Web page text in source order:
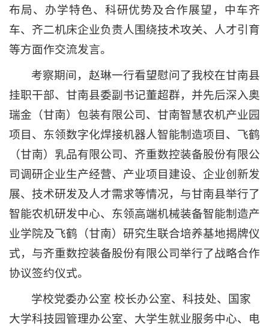
布局、办学特色、科研优势及合作展望，中车齐
车、齐二机床企业负责人围绕技术攻关、人才引育
等方面作交流发言。
考察期间，赵琳一行看望慰问了我校在甘南县
挂职干部、甘南县委副书记董超群，并先后深入奥
瑞金（甘南）包装有限公司、甘南智慧农机产业园
项目、东领数字化焊接机器人智能制造项目、飞鹤
（甘南）乳品有限公司、齐重数控装备股份有限公
司调研企业生产经营、产业项目建设、企业创新发
展、技术研发及人才需求等情况，与甘南县举行了
智能农机研发中心、东领高端机械装备智能制造产
业学院及飞鹤（甘南）研究生联合培养基地揭牌仪
式，与齐重数控装备股份有限公司举行了战略合作
协议签约仪式。
学校党委办公室 校长办公室、科技处、国家
大学科技园管理办公室、大学生就业服务中心、电